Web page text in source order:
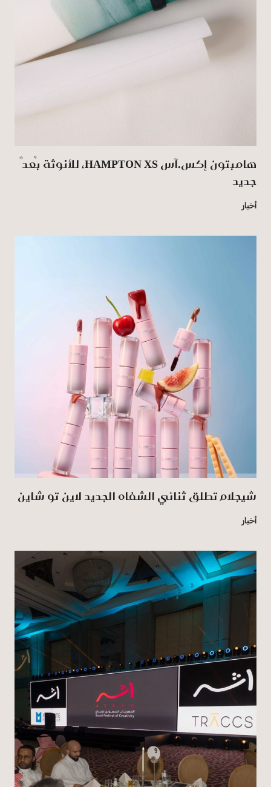
هامبتون إكس.آس HAMPTON XS، للأنوثة بُعدٌ
جديد
أخبار
شيجلام تطلق ثنائي الشفاه الجديد لاين تو شاين
أخبار